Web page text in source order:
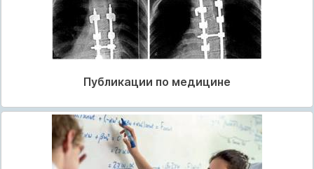
Публикации по медицине